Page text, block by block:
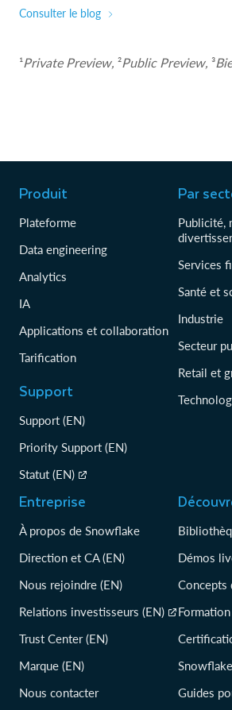
Consulter le blog
¹Private Preview, ²Public Preview, ³
Produit
Plateforme
Data engineering
Analytics
IA
Applications et collaboration
Tarification
Support
Support (EN)
Priority Support (EN)
Statut (EN)
Par
Publicité,
Services
Santé et
Industrie
Secteur
Retail et
Entreprise
À propos de Snowflake
Direction et CA (EN)
Nous rejoindre (EN)
Relations investisseurs (EN)
Trust Center (EN)
Marque (EN)
Nous contacter
Démos
Concepts
Guides